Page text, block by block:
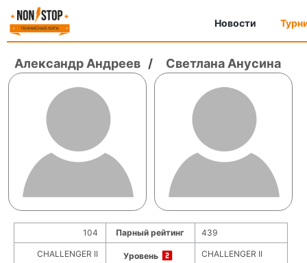
Новости
Александр Андреев / Светлана Анусина
104 Парный рейтинг 439
CHALLENGER II Уровень CHALLENGER II